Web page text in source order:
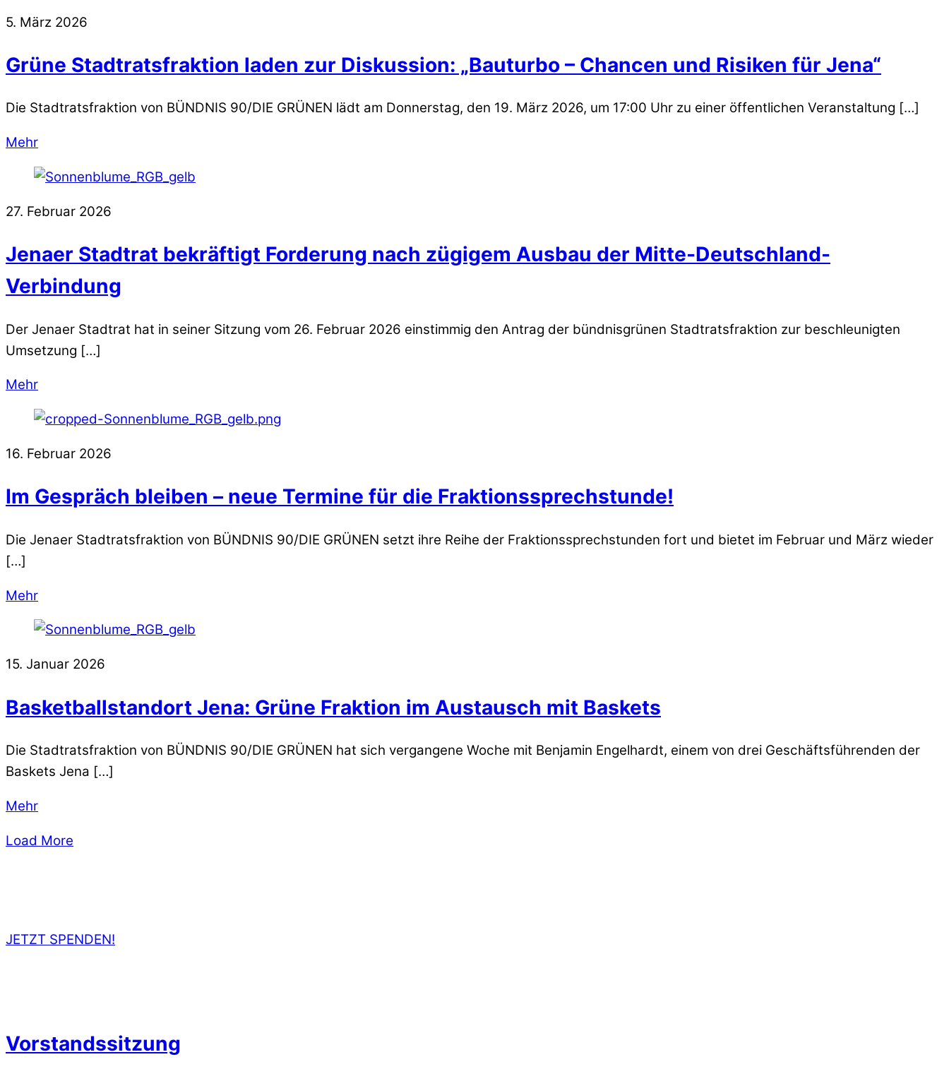
5. März 2026
Grüne Stadtratsfraktion laden zur Diskussion: „Bauturbo – Chancen und Risiken für Jena“
Die Stadtratsfraktion von BÜNDNIS 90/DIE GRÜNEN lädt am Donnerstag, den 19. März 2026, um 17:00 Uhr zu einer öffentlichen Veranstaltung […]
Mehr
27. Februar 2026
Jenaer Stadtrat bekräftigt Forderung nach zügigem Ausbau der Mitte-Deutschland-
Verbindung
Der Jenaer Stadtrat hat in seiner Sitzung vom 26. Februar 2026 einstimmig den Antrag der bündnisgrünen Stadtratsfraktion zur beschleunigten
Umsetzung […]
Mehr
16. Februar 2026
Im Gespräch bleiben – neue Termine für die Fraktionssprechstunde!
Die Jenaer Stadtratsfraktion von BÜNDNIS 90/DIE GRÜNEN setzt ihre Reihe der Fraktionssprechstunden fort und bietet im Februar und März wieder
[…]
Mehr
15. Januar 2026
Basketballstandort Jena: Grüne Fraktion im Austausch mit Baskets
Die Stadtratsfraktion von BÜNDNIS 90/DIE GRÜNEN hat sich vergangene Woche mit Benjamin Engelhardt, einem von drei Geschäftsführenden der
Baskets Jena […]
Mehr
Load More
JETZT SPENDEN!
Vorstandssitzung